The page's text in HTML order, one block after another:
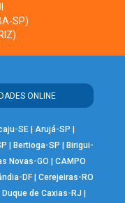
SP)
ONLINE
SE| Arujá-SP |
| Bertioga-SP | Birigui-
Novas-GO |CAMPO
DF| Cerejeiras-RO
Duque de Caxias-RJ |